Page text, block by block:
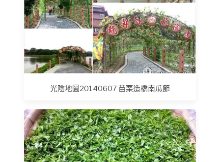
光陰地圖20140607 苗栗造橋南瓜節